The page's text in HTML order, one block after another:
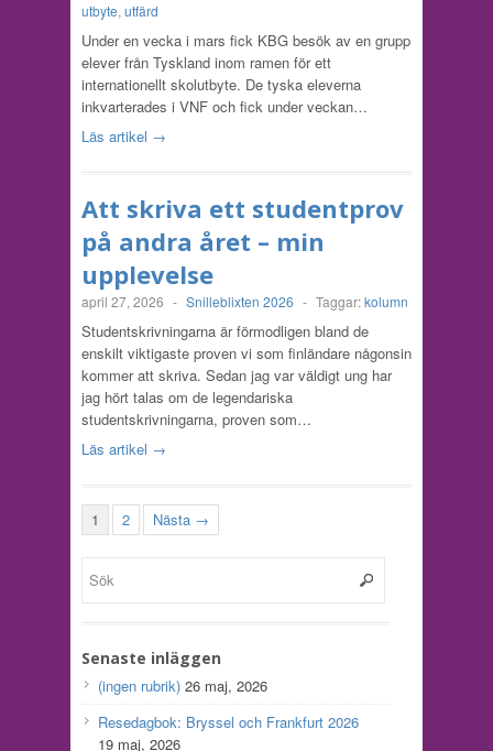
utbyte, utfärd
Under en vecka i mars fick KBG besök av en grupp
elever från Tyskland inom ramen för ett
internationellt skolutbyte. De tyska eleverna
inkvarterades i VNF och fick under veckan…
Läs artikel →
Att skriva ett studentprov
på andra året – min
upplevelse
april 27, 2026 - Snilleblixten 2026 - Taggar:kolumn
Studentskrivningarna är förmodligen bland de
enskilt viktigaste proven vi som finländare någonsin
kommer att skriva. Sedan jag var väldigt ung har
jag hört talas om de legendariska
studentskrivningarna, proven som…
Läs artikel →
1 2 Nästa →
Senaste inläggen
(ingen rubrik) 26 maj, 2026
Resedagbok: Bryssel och Frankfurt 2026
19 maj, 2026